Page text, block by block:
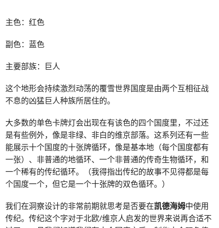
主色：红色
副色：蓝色
主要部族：巨人
这个地形会持续激烈动荡的覆雪世界国度是由两个互相征战
不息的凶猛巨人种族所居住的。
大多数的单色卡牌灯会出现在有该色的四个国度里，不过还
是有些例外，像是非绿、非白的维京部落。这系列还有一些
能展示十个国度的十张牌循环，像是基本地（每个国度都有
一张）、非普通的地循环、一个非普通的传奇生物循环，和
一个稀有的传纪循环。（我得指出传纪的故事不见得都是每
个国度一个，但它是一个十张牌的双色循环。）
我们在洞察设计的非常前期就思考是否要在凯德海姆中使用
传纪。传纪这个字对于北欧/维京人启发的世界来说再合适不